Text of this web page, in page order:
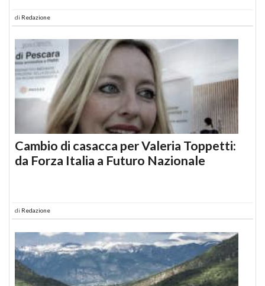
di Redazione
Cambio di casacca per Valeria Toppetti:
da Forza Italia a Futuro Nazionale
di Redazione